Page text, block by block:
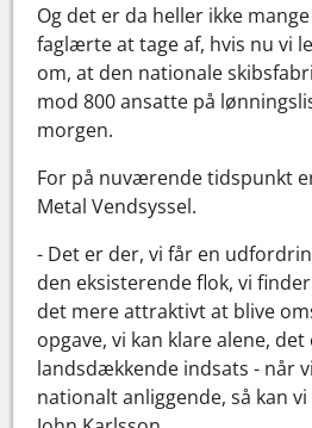
Og det er da heller ikke
faglærte at tage af, hvis nu vi
om, at den nationale
mod 800 ansatte på
morgen.
For på nuværende tidspunkt
Metal Vendsyssel.
- Det er der, vi får en
den eksisterende flok, vi
det mere attraktivt at blive
opgave, vi kan klare alene, det
landsdækkende indsats - når
nationalt anliggende, så kan